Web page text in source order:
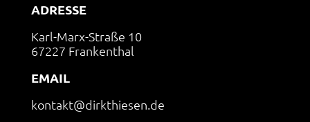
ADRESSE
Karl-Marx-Straße 10
67227 Frankenthal
EMAIL
kontakt@dirkthiesen.de